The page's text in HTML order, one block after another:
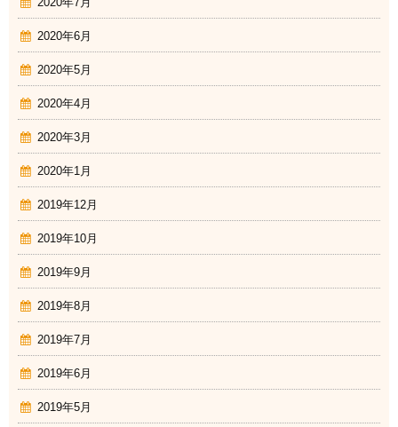
2020年7月
2020年6月
2020年5月
2020年4月
2020年3月
2020年1月
2019年12月
2019年10月
2019年9月
2019年8月
2019年7月
2019年6月
2019年5月